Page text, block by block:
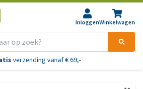
InloggenWinkelwagen
verzending vanaf € 69,-